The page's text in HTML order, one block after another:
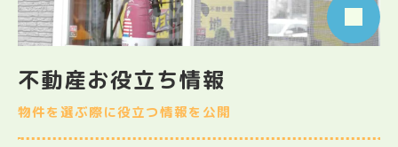
不動産お役立ち情報
物件を選ぶ際に役立つ情報を公開